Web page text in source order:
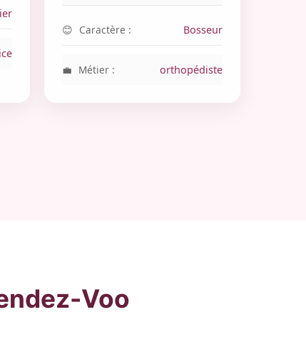
Caractère : Bosseur
Métier : orthopédiste
Voo